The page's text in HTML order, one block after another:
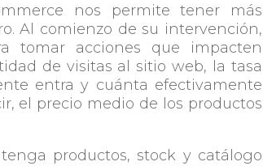
nos permite tener más
Al comienzo de su intervención,
tomar acciones que impacten
de visitas al sitio web, la tasa
entra y cuánta efectivamente
el precio medio de los productos
productos, stock y catálogo